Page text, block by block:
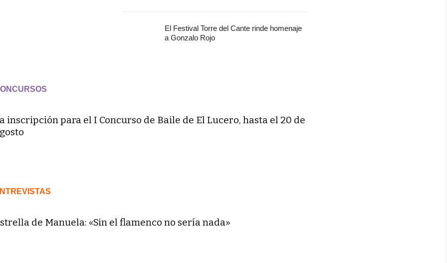
El Festival Torre del Cante rinde homenaje
a Gonzalo Rojo
inscripción para el I Concurso de Baile de El Lucero, hasta el 20 de
de Manuela: «Sin el flamenco no sería nada»